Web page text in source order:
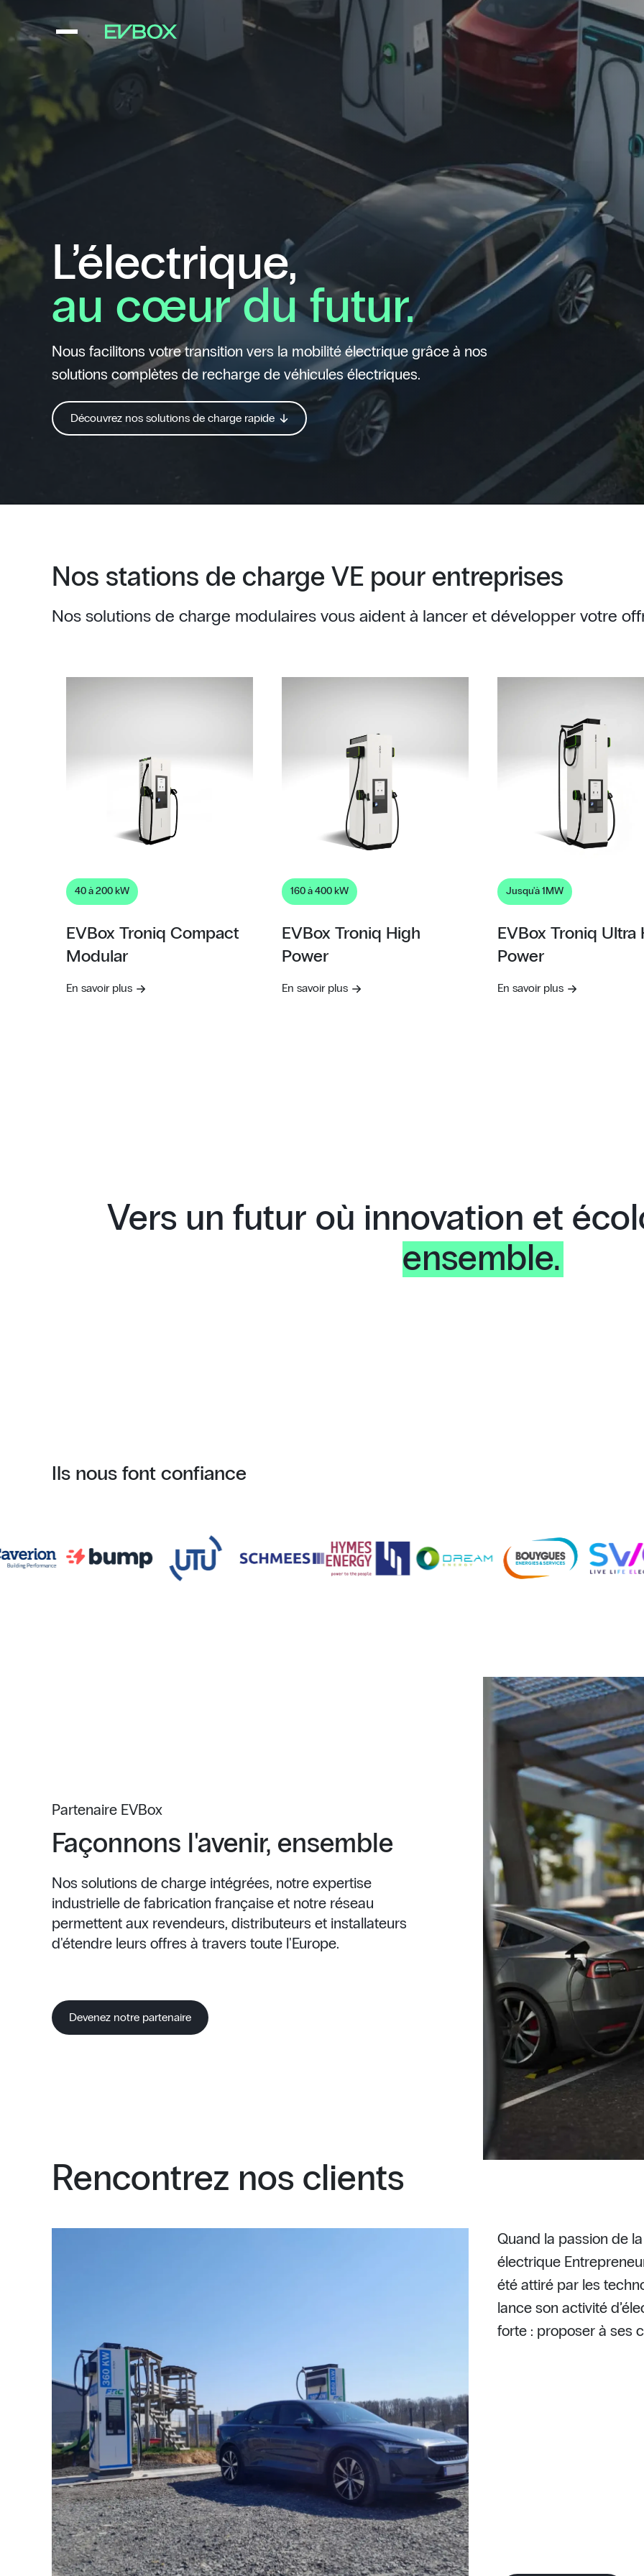
contenu
L’électrique,
au cœur du futur.
Nous facilitons votre transition vers la mobilité électrique grâce à nos
solutions complètes de recharge de véhicules électriques.
Découvrez nos solutions de charge rapide
Nos stations de charge VE pour entreprises
Nos solutions de charge modulaires vous aident à lancer et développer votre
40 à 200 kW
EVBox Troniq Compact
Modular
En savoir plus
160 à 400 kW
EVBox Troniq High
Power
En savoir plus
Jusqu'à 1MW
EVBox Troniq Ultra
Power
En savoir plus
Vers un futur où innovation et
ensemble.
Ils nous font confiance
Partenaire EVBox
Façonnons l'avenir, ensemble
Nos solutions de charge intégrées, notre expertise
industrielle de fabrication française et notre réseau
permettent aux revendeurs, distributeurs et installateurs
d'étendre leurs offres à travers toute l'Europe.
Devenez notre partenaire
Rencontrez nos clients
Quand la passion de
électrique
été attiré par les
lance son activité
forte : proposer à ses